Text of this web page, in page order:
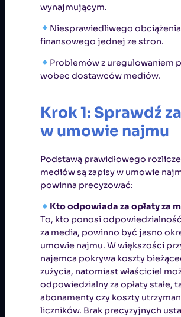
wynajmującym.
Niesprawiedliwego obciążenia
finansowego jednej ze stron.
Problemów z uregulowaniem
wobec dostawców mediów.
Krok 1: Sprawdź
w umowie najmu
Podstawą prawidłowego
mediów są zapisy w umowie
powinna precyzować:
Kto odpowiada za opłaty za
To, kto ponosi odpowiedzialność
za media, powinno być jasno
umowie najmu. W większości
najemca pokrywa koszty
zużycia, natomiast właściciel
odpowiedzialny za opłaty stałe,
abonamenty czy koszty
liczników. Brak precyzyjnych